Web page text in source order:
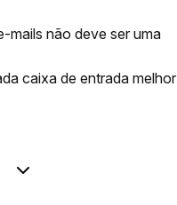
mails não deve ser uma
caixa de entrada melhor